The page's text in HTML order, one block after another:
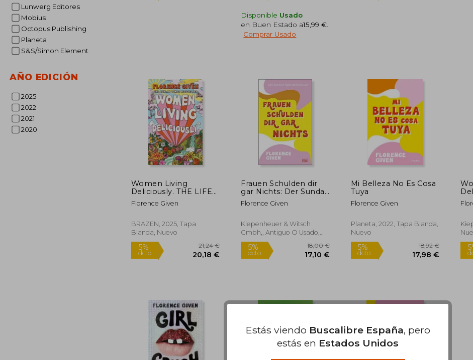
Lunwerg Editores
Mobius
Octopus Publishing
Planeta
S&S/Simon Element
AÑO EDICIÓN
2025
2022
2021
2020
12,00 €
Disponible Usado
en Buen Estado a15,99 €
Comprar Usado
Women Living
Deliciously. THE LIFE-
CHANGING BOOK
EVERY WOMAN
Florence Given
BRAZEN, 2025, Tapa
Blanda, Nuevo
5%
dcto.
Frauen Schulden dir
gar Nichts: Der Sunday
Times Bestseller (en
Alemán)
Florence Given
Kiepenheuer & Witsch
Gmbh,, Antiguo O Usado,
Nuevo
5% 18,00 €
17,10 €
Mi Belleza No Es Cosa
Tuya
Florence Given
Planeta, 2022, Tapa Blanda,
Nuevo
5%
dcto.
Estás viendo Buscalibre España, pero
estás en Estados Unidos